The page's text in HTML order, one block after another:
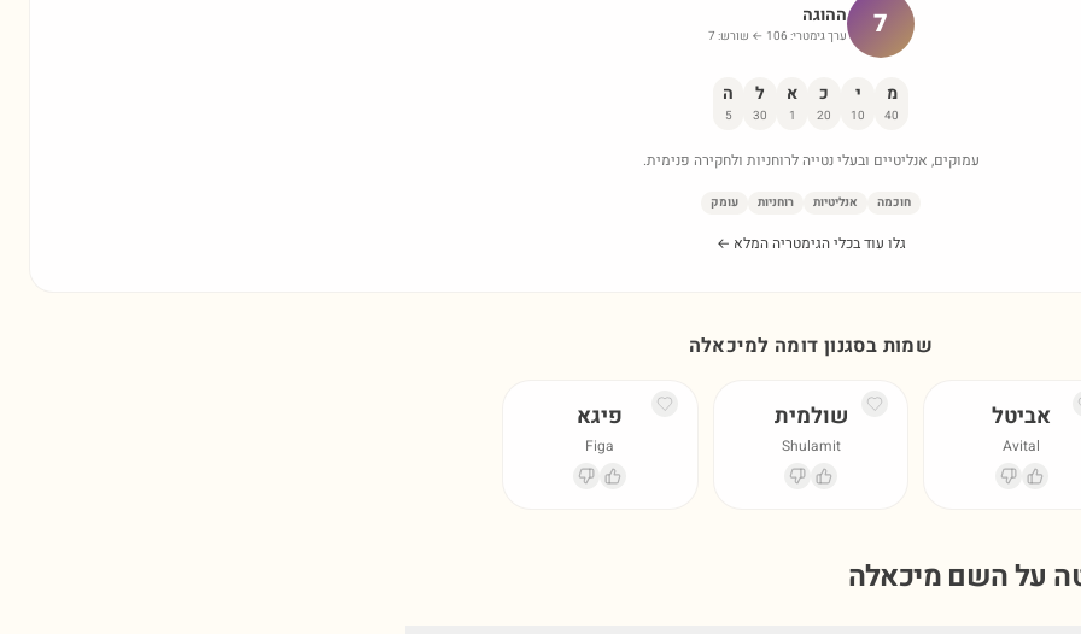
7 ההוגה
ערך גימטרי: 106 ← שורש: 7
מ
40
י
10
כ
20
א
1
ל
30
ה
5
עמוקים, אנליטיים ובעלי נטייה לרוחניות ולחקירה פנימית.
חוכמה אנליטיות רוחניות עומק
גלו עוד בכלי הגימטריה המלא ←
שמות בסגנון דומה למיכאלה
אביטל
Avital
שולמית
Shulamit
פיגא
Figa
על השם מיכאלה